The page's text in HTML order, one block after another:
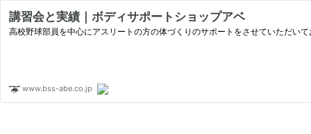
講習会と実績｜ボディサポートショップアベ
高校野球部員を中心にアスリートの方の体づくりのサポートをさせていただいて
www.bss-abe.co.jp